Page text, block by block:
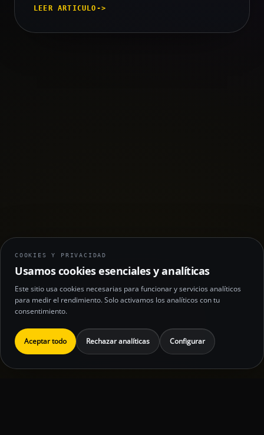
LEER ARTICULO ->
COOKIES Y PRIVACIDAD
Usamos cookies esenciales y analíticas
Este sitio usa cookies necesarias para funcionar y servicios analíticos
para medir el rendimiento. Solo activamos los analíticos con tu
consentimiento.
Aceptar todo Rechazar analíticas Configurar